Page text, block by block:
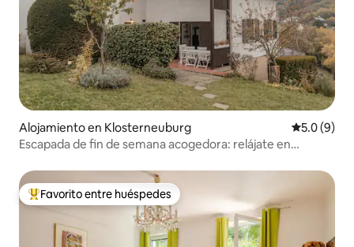
Alojamiento en Klosterneuburg
5.0 (9)
Escapada de fin de semana acogedora: relájate en
Favorito entre huéspedes preferido
Favorito entre huéspedes